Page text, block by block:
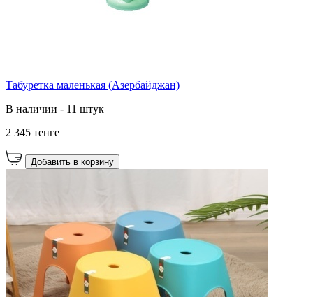
Табуретка маленькая (Азербайджан)
В наличии - 11 штук
2 345 тенге
Добавить в корзину